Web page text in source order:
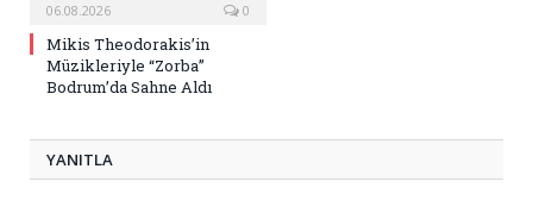
06.08.2026 0
Mikis Theodorakis’in
Müzikleriyle “Zorba”
Bodrum’da Sahne Aldı
YANITLA